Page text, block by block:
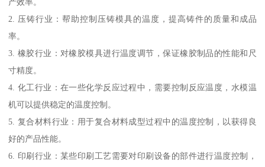
2. 压铸行业：帮助控制压铸模具的温度，提高铸件的质量和成品
率。
3. 橡胶行业：对橡胶模具进行温度调节，保证橡胶制品的性能和尺
寸精度。
4. 化工行业：在一些化学反应过程中，需要控制反应温度，水模温
机可以提供稳定的温度控制。
5. 复合材料行业：用于复合材料成型过程中的温度控制，以获得良
好的产品性能。
6. 印刷行业：某些印刷工艺需要对印刷设备的部件进行温度控制，